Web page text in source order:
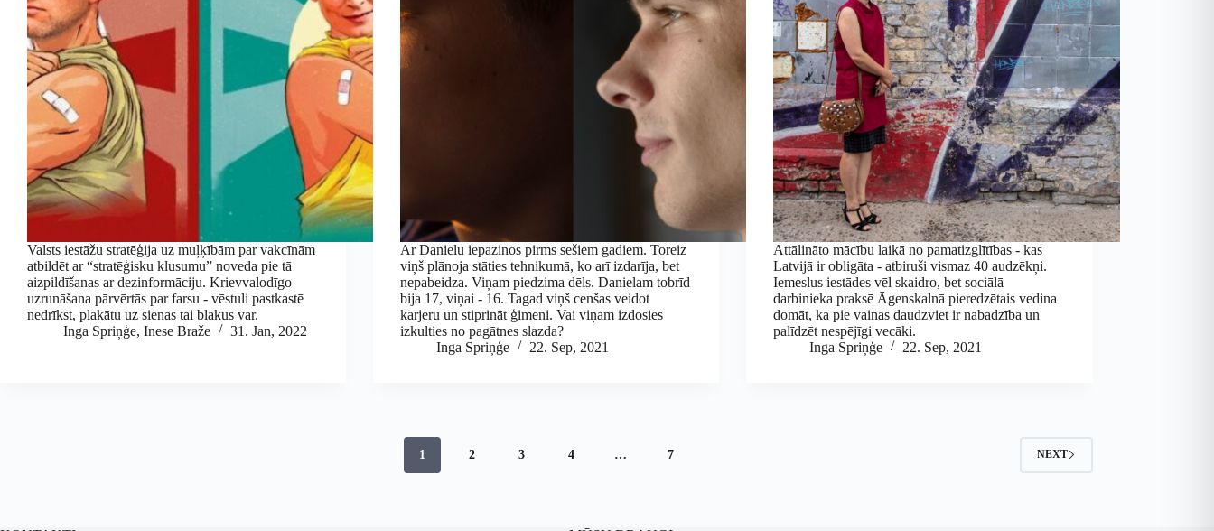
Valsts iestāžu stratēģija uz muļķībām par vakcīnām
atbildēt ar “stratēģisku klusumu” noveda pie tā
aizpildīšanas ar dezinformāciju. Krievvalodīgo
uzrunāšana pārvērtās par farsu - vēstuli pastkastē
nedrīkst, plakātu uz sienas tai blakus var.
Inga Spriņģe, Inese Braže 31. Jan, 2022
Ar Danielu iepazinos pirms sešiem gadiem. Toreiz
viņš plānoja stāties tehnikumā, ko arī izdarīja, bet
nepabeidza. Viņam piedzima dēls. Danielam tobrīd
bija 17, viņai - 16. Tagad viņš cenšas veidot
karjeru un stiprināt ģimeni. Vai viņam izdosies
izkulties no pagātnes slazda?
Inga Spriņģe
22. Sep, 2021
Attālināto mācību laikā no pamatizglītības - kas
Latvijā ir obligāta - atbiruši vismaz 40 audzēkņi.
Iemeslus iestādes vēl skaidro, bet sociālā
darbinieka praksē Āgenskalnā pieredzētais vedina
domāt, ka pie vainas daudzviet ir nabadzība un
palīdzēt nespējīgi vecāki.
Inga Spriņģe
22. Sep, 2021
1 2 3 4 … 7 NEXT